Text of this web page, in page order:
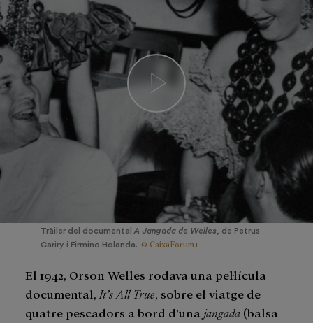
Tràiler del documental A Jangada de Welles , de Petrus
Cariry i Firmino Holanda. © CaixaForum+
El 1942, Orson Welles rodava una pel·lícula
documental, It’s All True, sobre el viatge de
quatre pescadors a bord d’una jangada (balsa